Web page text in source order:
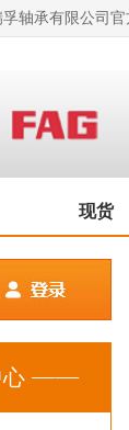
孚轴承有限公司
现货